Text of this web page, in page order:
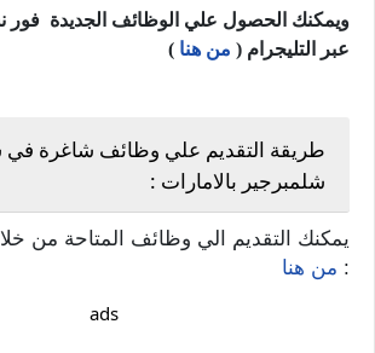
ويمكنك الحصول علي الوظائف الجديدة فور
عبر التليجرام ( من هنا )
طريقة التقديم علي وظائف شاغرة
شلمبرجير بالامارات :
يمكنك التقديم الي وظائف المتاحة من
: من هنا
ads